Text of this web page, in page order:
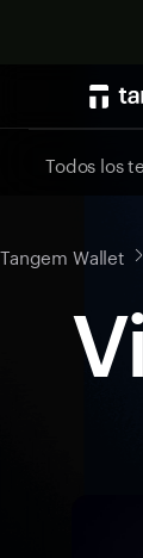
Todos los
Tangem Wallet